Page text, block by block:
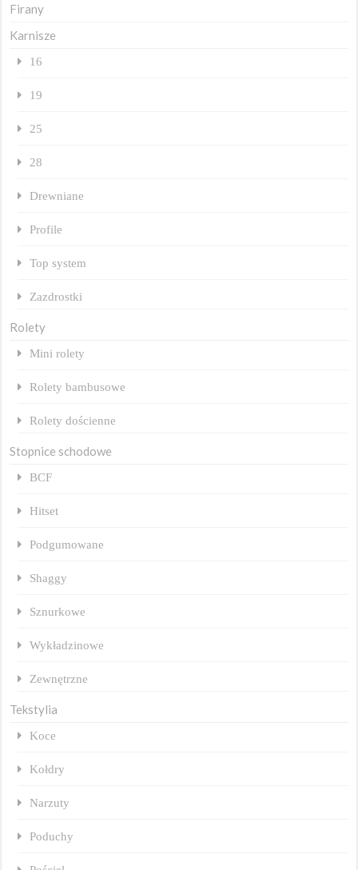
Firany
Karnisze
16
19
25
28
Drewniane
Profile
Top system
Zazdrostki
Rolety
Mini rolety
Rolety bambusowe
Rolety dościenne
Stopnice schodowe
BCF
Hitset
Podgumowane
Shaggy
Sznurkowe
Wykładzinowe
Zewnętrzne
Tekstylia
Koce
Kołdry
Narzuty
Poduchy